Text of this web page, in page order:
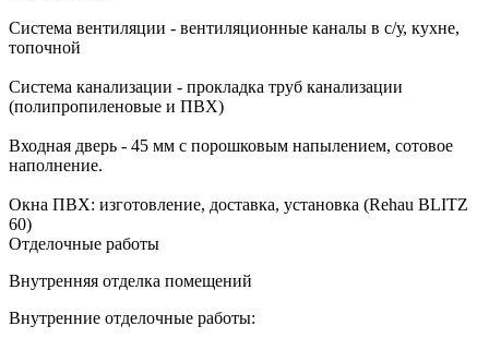
Система вентиляции - вентиляционные каналы в с/у, кухне,
топочной
Система канализации - прокладка труб канализации
(полипропиленовые и ПВХ)
Входная дверь - 45 мм с порошковым напылением, сотовое
наполнение.
Окна ПВХ: изготовление, доставка, установка (Rehau BLITZ
60)
Отделочные работы
Внутренняя отделка помещений
Внутренние отделочные работы: